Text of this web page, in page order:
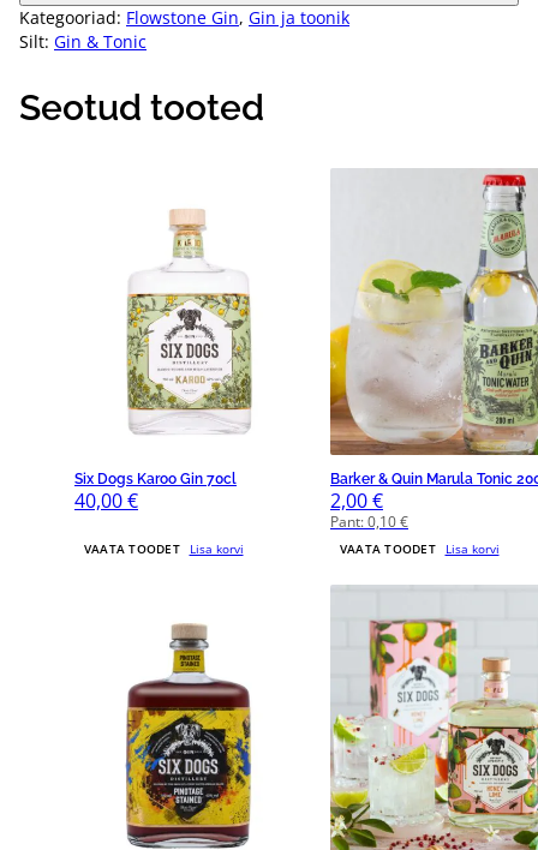
Kategooriad: Flowstone Gin, Gin ja toonik
Silt: Gin & Tonic
Seotud tooted
Six Dogs Karoo Gin 70cl
40,00€
VAATA TOODET Lisa korvi
Barker & Quin Marula Tonic
2,00€
Pant:0,10€
VAATA TOODET Lisa korvi